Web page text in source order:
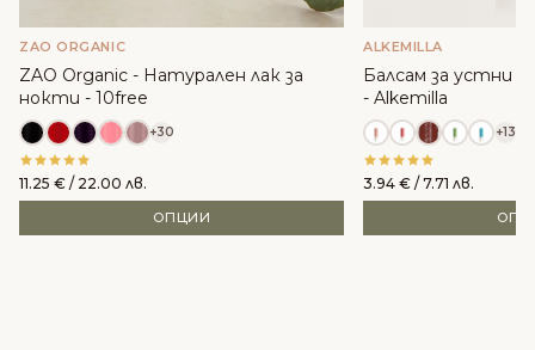
ZAO ORGANIC
ZAO Organic - Натурален лак за
нокти - 10free
+30
11.25 € / 22.00 лв.
ОПЦИИ
ALKEMILLA
Балсам за устни с
- Alkemilla
+13
3.94 € / 7.71 лв.